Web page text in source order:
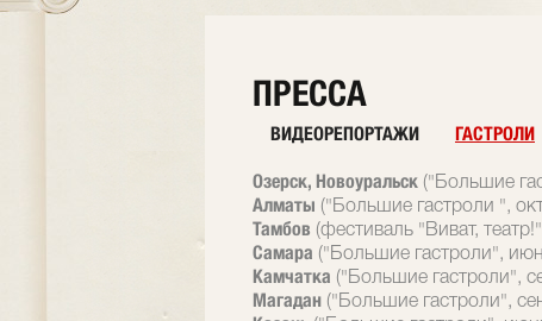
ПРЕССА
ВИДЕОРЕПОРТАЖИ ГАСТРОЛИ
Озерск, Новоуральск ("Большие
Алматы ("Большие гастроли ",
Тамбов (фестиваль "Виват,
Самара ("Большие гастроли",
Камчатка ("Большие гастроли",
Магадан ("Большие гастроли",